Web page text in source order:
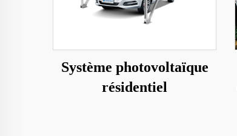
Système photovoltaïque
résidentiel